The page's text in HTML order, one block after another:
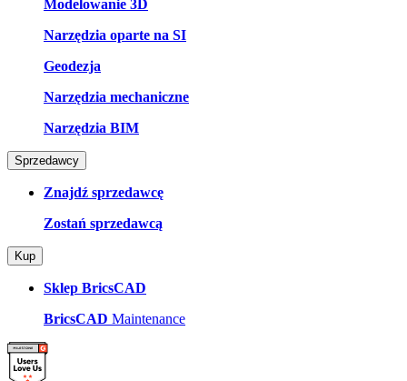
Modelowanie 3D
Narzędzia oparte na SI
Geodezja
Narzędzia mechaniczne
Narzędzia BIM
Sprzedawcy
Znajdź sprzedawcę
Zostań sprzedawcą
Kup
Sklep BricsCAD
BricsCAD Maintenance